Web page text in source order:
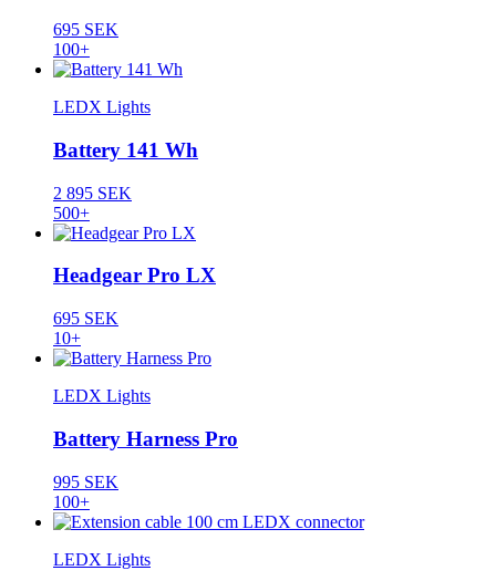
695 SEK
100+
LEDX Lights
Battery 141 Wh
2 895 SEK
500+
Headgear Pro LX
695 SEK
10+
LEDX Lights
Battery Harness Pro
995 SEK
100+
LEDX Lights